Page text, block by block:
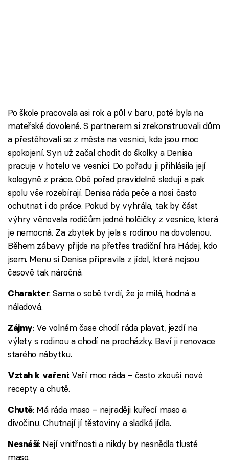
Po škole pracovala asi rok a půl v baru, poté byla na
mateřské dovolené. S partnerem si zrekonstruovali dům
a přestěhovali se z města na vesnici, kde jsou moc
spokojení. Syn už začal chodit do školky a Denisa
pracuje v hotelu ve vesnici. Do pořadu ji přihlásila její
kolegyně z práce. Obě pořad pravidelně sledují a pak
spolu vše rozebírají. Denisa ráda peče a nosí často
ochutnat i do práce. Pokud by vyhrála, tak by část
výhry věnovala rodičům jedné holčičky z vesnice, která
je nemocná. Za zbytek by jela s rodinou na dovolenou.
Během zábavy přijde na přetřes tradiční hra Hádej, kdo
jsem. Menu si Denisa připravila z jídel, která nejsou
časově tak náročná.
Charakter: Sama o sobě tvrdí, že je milá, hodná a
náladová.
Zájmy: Ve volném čase chodí ráda plavat, jezdí na
výlety s rodinou a chodí na procházky. Baví ji renovace
starého nábytku.
Vztah k vaření: Vaří moc ráda – často zkouší nové
recepty a chutě.
Chutě: Má ráda maso – nejraději kuřecí maso a
divočinu. Chutnají jí těstoviny a sladká jídla.
Nesnáší: Nejí vnitřnosti a nikdy by nesnědla tlusté
maso.